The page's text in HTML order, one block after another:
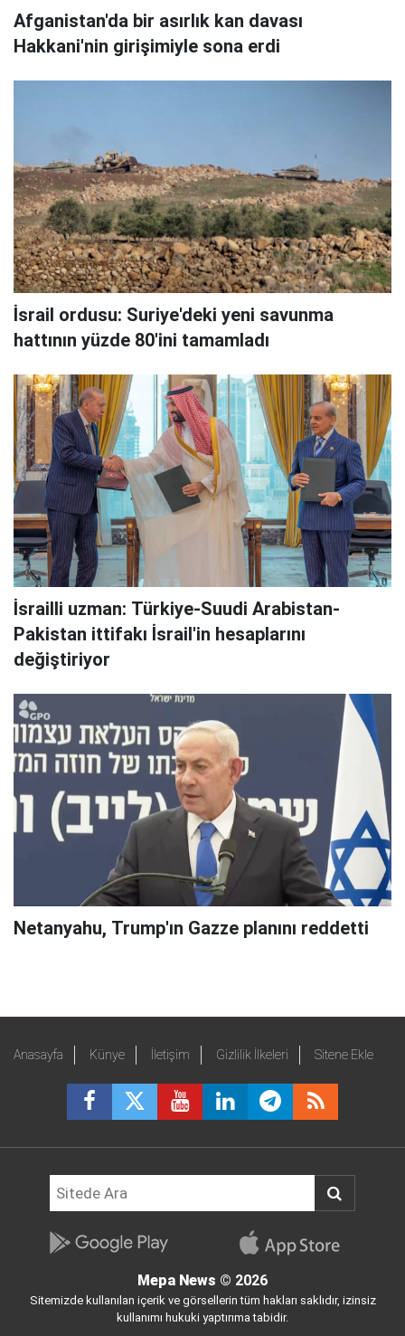
Afganistan'da bir asırlık kan davası
Hakkani'nin girişimiyle sona erdi
İsrail ordusu: Suriye'deki yeni savunma
hattının yüzde 80'ini tamamladı
İsrailli uzman: Türkiye-Suudi Arabistan-
Pakistan ittifakı İsrail'in hesaplarını
değiştiriyor
Netanyahu, Trump'ın Gazze planını reddetti
Anasayfa Künye İletişim Gizlilik İlkeleri Sitene Ekle
Mepa News © 2026
Sitemizde kullanılan içerik ve görsellerin tüm hakları saklıdır, izinsiz
kullanımı hukuki yaptırıma tabidir.